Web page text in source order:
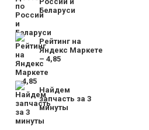
Беларуси
Рейтинг на
Яндекс Маркете
– 4,85
Найдем
запчасть за 3
минуты